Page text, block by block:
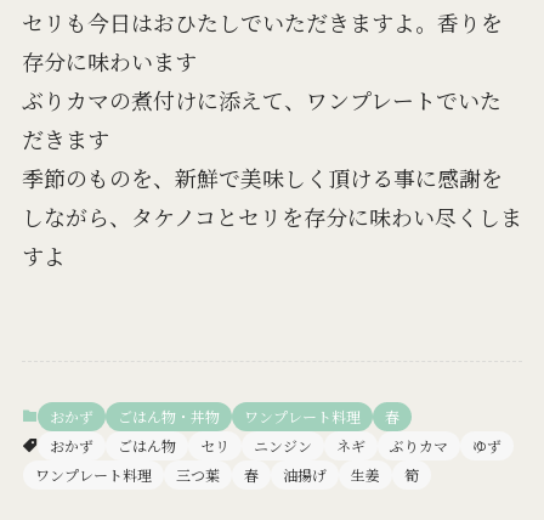
セリも今日はおひたしでいただきますよ。香りを
存分に味わいます
ぶりカマの煮付けに添えて、ワンプレートでいた
だきます
季節のものを、新鮮で美味しく頂ける事に感謝を
しながら、タケノコとセリを存分に味わい尽くしま
すよ
おかず ごはん物・丼物 ワンプレート料理
春
おかず
ごはん物 セリ ニンジン ネギ ぶりカマ
ゆず
ワンプレート料理
三つ葉 春 油揚げ 生姜 筍